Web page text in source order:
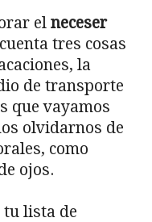
el neceser
tres cosas
la
de transporte
que vayamos
olvidarnos de
como
ojos.
tu lista de